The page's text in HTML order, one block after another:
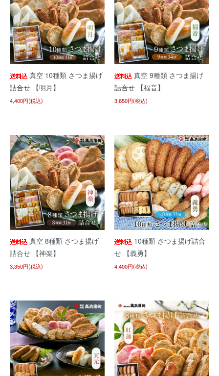
真空 10種類 さつま揚げ
詰合せ 【明月】
4,400円(税込)
真空 9種類 さつま揚げ
詰合せ 【福音】
3,650円(税込)
真空 8種類 さつま揚げ
詰合せ 【神楽】
3,350円(税込)
10種類 さつま揚げ詰合
せ 【義勇】
4,400円(税込)